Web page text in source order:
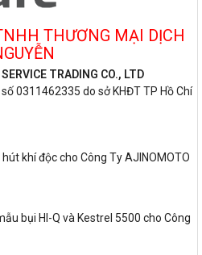
THƯƠNG MẠI DỊCH
TRADING CO., LTD
0311462335 do sở KHĐT TP Hồ Chí
khí độc cho Công Ty AJINOMOTO
bụi HI-Q và Kestrel 5500 cho Công